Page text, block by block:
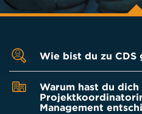
Wie bist du zu CDS
Warum hast du
Management